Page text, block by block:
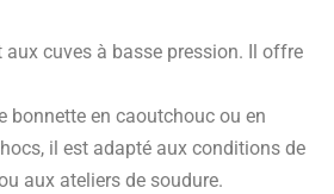
cuves à basse pression. Il offre
bonnette en caoutchouc ou en
il est adapté aux conditions de
aux ateliers de soudure.